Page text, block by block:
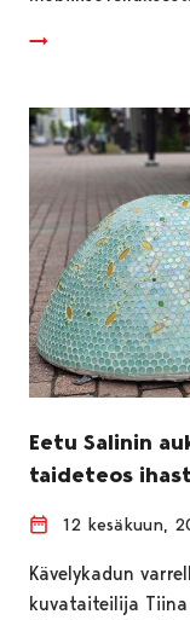
Eetu Salinin
taideteos
12 kesäkuun,
Kävelykadun
kuvataiteilija